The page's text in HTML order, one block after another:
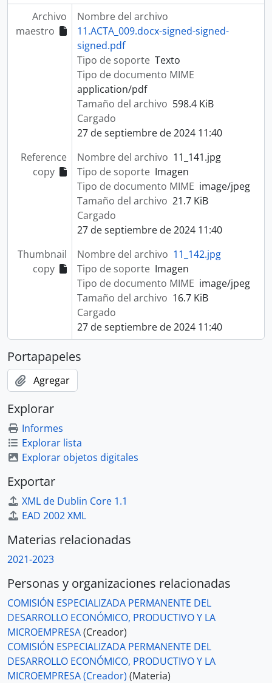
Archivo
maestro
Nombre del archivo
11.ACTA_009.docx-signed-signed-
signed.pdf
Tipo de soporte Texto
Tipo de documento MIME
application/pdf
Tamaño del archivo 598.4 KiB
Cargado
27 de septiembre de 2024 11:40
Reference
copy
Nombre del archivo 11_141.jpg
Tipo de soporte Imagen
Tipo de documento MIME image/jpeg
Tamaño del archivo 21.7 KiB
Cargado
27 de septiembre de 2024 11:40
Thumbnail
copy
Nombre del archivo 11_142.jpg
Tipo de soporte Imagen
Tipo de documento MIME image/jpeg
Tamaño del archivo 16.7 KiB
Cargado
27 de septiembre de 2024 11:40
Portapapeles
Agregar
Explorar
Informes
Explorar lista
Explorar objetos digitales
Exportar
XML de Dublin Core 1.1
EAD 2002 XML
Materias relacionadas
2021-2023
Personas y organizaciones relacionadas
COMISIÓN ESPECIALIZADA PERMANENTE DEL
DESARROLLO ECONÓMICO, PRODUCTIVO Y LA
MICROEMPRESA(Creador)
COMISIÓN ESPECIALIZADA PERMANENTE DEL
DESARROLLO ECONÓMICO, PRODUCTIVO Y LA
MICROEMPRESA (Creador) (Materia)